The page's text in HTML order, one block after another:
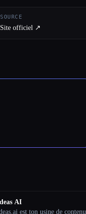
SOURCE
Site officiel ↗︎
AI
est ton usine de contenu